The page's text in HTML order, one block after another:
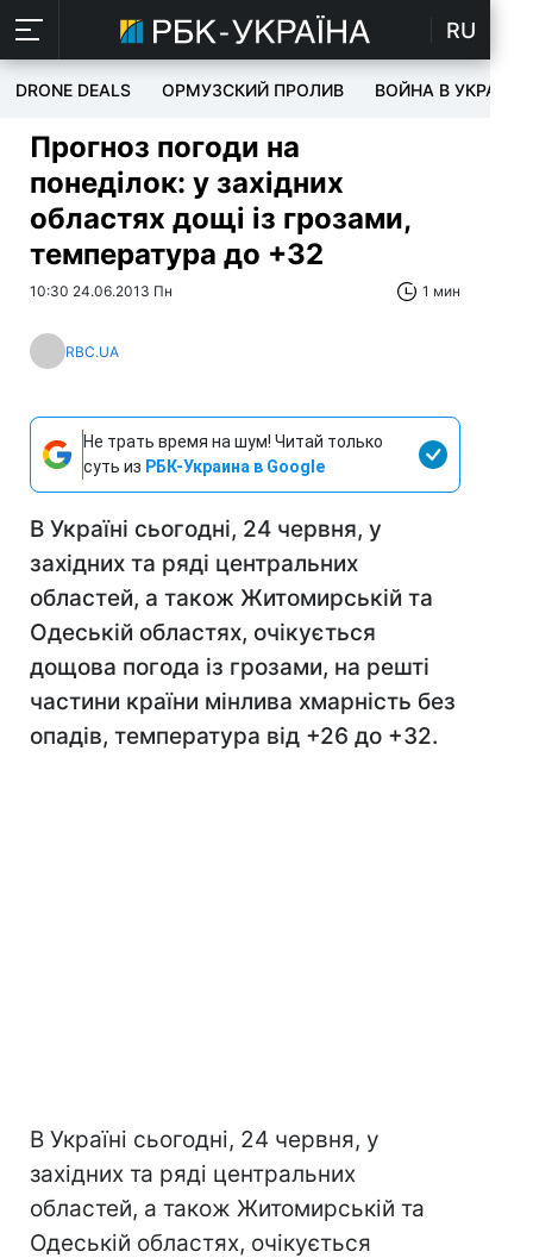
RU
DRONE DEALS ОРМУЗСКИЙ ПРОЛИВ ВОЙНА В УКРАИНЕ
Прогноз погоди на
понеділок: у західних
областях дощі із грозами,
температура до +32
10:30 24.06.2013 Пн 1 мин
RBC.UA
Не трать время на шум! Читай только
суть из РБК-Украина в Google
В Україні сьогодні, 24 червня, у
західних та ряді центральних
областей, а також Житомирській та
Одеській областях, очікується
дощова погода із грозами, на решті
частини країни мінлива хмарність без
опадів, температура від +26 до +32.
В Україні сьогодні, 24 червня, у
західних та ряді центральних
областей, а також Житомирській та
Одеській областях, очікується